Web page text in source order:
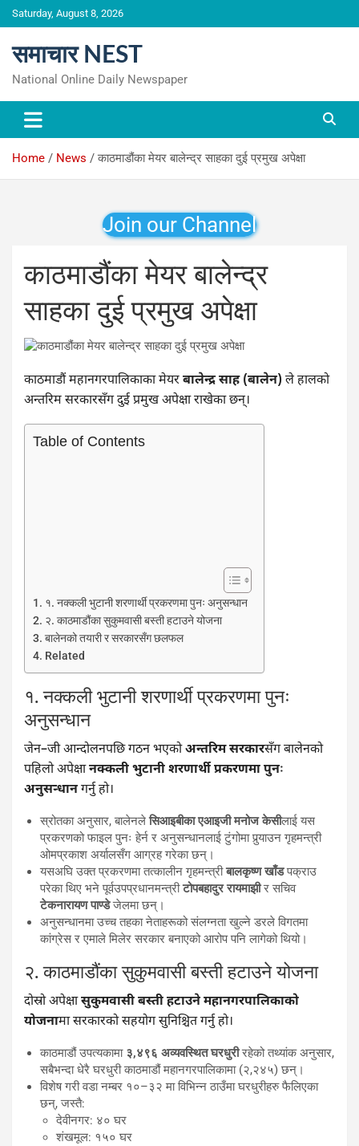
Skip
to
Saturday, August 8, 2026
समाचार NEST
National Online Daily Newspaper
Home News काठमाडौंका मेयर बालेन्द्र साहका दुई प्रमुख अपेक्षा
Join our Channel
काठमाडौंका मेयर बालेन्द्र
साहका दुई प्रमुख अपेक्षा
काठमाडौं महानगरपालिकाका मेयरबालेन्द्र साह (बालेन) ले हालको
अन्तरिम सरकारसँग दुई प्रमुख अपेक्षा राखेका छन्।
Table of Contents
१. नक्कली भुटानी शरणार्थी प्रकरणमा पुनः अनुसन्धान
२. काठमाडौंका सुकुमवासी बस्ती हटाउने योजना
बालेनको तयारी र सरकारसँग छलफल
Related
१. नक्कली भुटानी शरणार्थी प्रकरणमा पुनः
अनुसन्धान
जेन–जी आन्दोलनपछि गठन भएकोअन्तरिम सरकारसँग बालेनको
पहिलो अपेक्षानक्कली भुटानी शरणार्थी प्रकरणमा पुनः
अनुसन्धानगर्नु हो।
स्रोतका अनुसार, बालेनलेसिआइबीका एआइजी मनोज केसीलाई यस
प्रकरणको फाइल पुनः हेर्न र अनुसन्धानलाई टुंगोमा पुर्‍याउन गृहमन्त्री
ओमप्रकाश अर्यालसँग आग्रह गरेका छन्।
यसअघि उक्त प्रकरणमा तत्कालीन गृहमन्त्रीबालकृष्ण खाँडपक्राउ
परेका थिए भने पूर्वउपप्रधानमन्त्रीटोपबहादुर रायमाझीर सचिव
टेकनारायण पाण्डेजेलमा छन्।
अनुसन्धानमा उच्च तहका नेताहरूको संलग्नता खुल्ने डरले विगतमा
कांग्रेस र एमाले मिलेर सरकार बनाएको आरोप पनि लागेको थियो।
२. काठमाडौंका सुकुमवासी बस्ती हटाउने योजना
दोस्रो अपेक्षासुकुमवासी बस्ती हटाउने महानगरपालिकाको
योजनामा सरकारको सहयोग सुनिश्चित गर्नु हो।
काठमाडौं उपत्यकामा ३,४९६ अव्यवस्थित घरधुरीरहेको तथ्यांक अनुसार,
सबैभन्दा धेरै घरधुरी काठमाडौं महानगरपालिकामा (२,२४५) छन्।
विशेष गरी वडा नम्बर १०–३२ मा विभिन्न ठाउँमा घरधुरीहरु फैलिएका
छन्, जस्तै:
देवीनगर: ४० घर
शंखमूल: १५० घर